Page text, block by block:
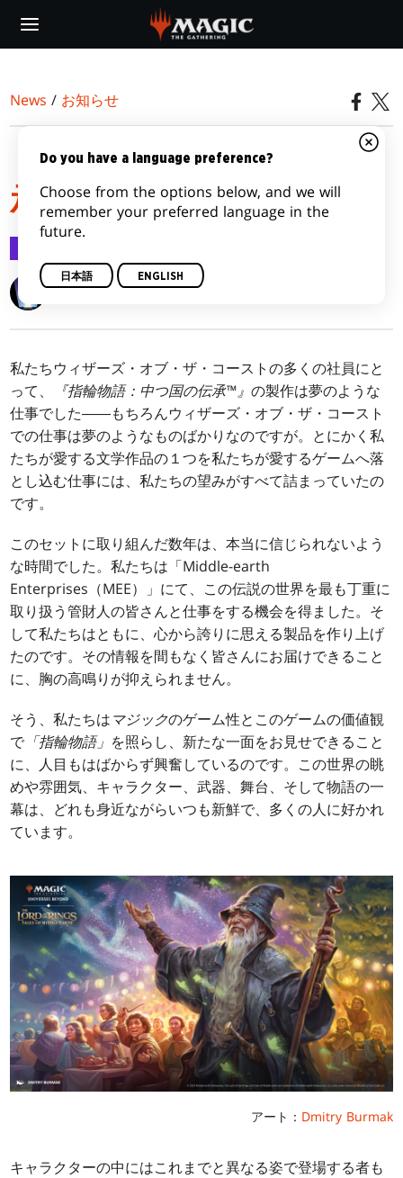
main
News / お知らせ
『指輪物語：中つ国の伝
承™』の世界観を作る
Wizards of the Coast
私たちウィザーズ・オブ・ザ・コーストの多くの社員にと
って、
『指輪物語：中つ国の伝承™』の製作は夢のような
仕事でした――もちろんウィザーズ・オブ・ザ・コースト
での仕事は夢のようなものばかりなのですが。とにかく私
たちが愛する文学作品の１つを私たちが愛するゲームへ落
とし込む仕事には、私たちの望みがすべて詰まっていたの
です。
このセットに取り組んだ数年は、本当に信じられないよう
な時間でした。私たちは「Middle-earth
Enterprises（MEE）」にて、この伝説の世界を最も丁重に
取り扱う管財人の皆さんと仕事をする機会を得ました。そ
して私たちはともに、心から誇りに思える製品を作り上げ
たのです。その情報を間もなく皆さんにお届けできること
に、胸の高鳴りが抑えられません。
そう、私たちはマジックのゲーム性とこのゲームの価値観
で 「指輪物語」 を照らし、新たな一面をお見せできること
に、人目もはばからず興奮しているのです。この世界の眺
めや雰囲気、キャラクター、武器、舞台、そして物語の一
幕は、どれも身近ながらいつも新鮮で、多くの人に好かれ
ています。
アート： Dmitry Burmak
キャラクターの中にはこれまでと異なる姿で登場する者も
Do you have a language preference?
Choose from the options below, and we will
remember your preferred language in the
future.
日本語 ENGLISH